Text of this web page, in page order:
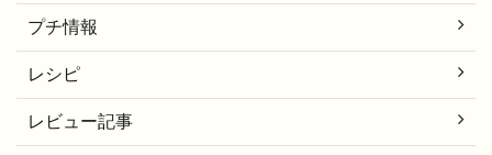
プチ情報
レシピ
レビュー記事